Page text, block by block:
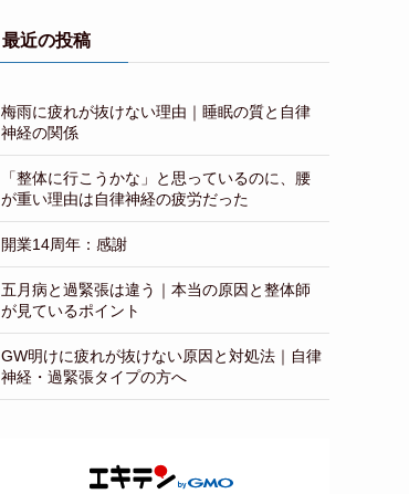
最近の投稿
梅雨に疲れが抜けない理由｜睡眠の質と自律
神経の関係
「整体に行こうかな」と思っているのに、腰
が重い理由は自律神経の疲労だった
開業14周年：感謝
五月病と過緊張は違う｜本当の原因と整体師
が見ているポイント
GW明けに疲れが抜けない原因と対処法｜自律
神経・過緊張タイプの方へ